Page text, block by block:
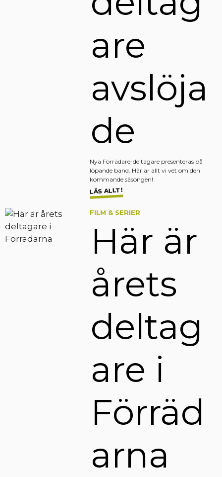
are
avslöja
de
Nya Förrädare-deltagare presenteras på
löpande band. Här är allt vi vet om den
kommande säsongen!
LÄS ALLT!
FILM & SERIER
Här är
årets
deltag
are i
Förräd
arna